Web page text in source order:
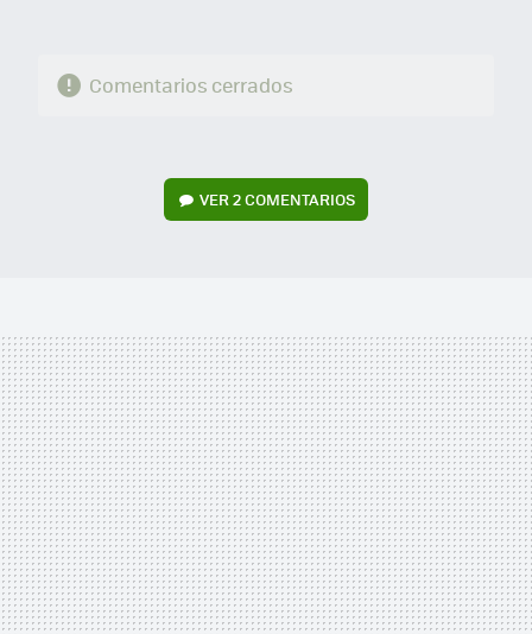
Comentarios cerrados
VER2 COMENTARIOS